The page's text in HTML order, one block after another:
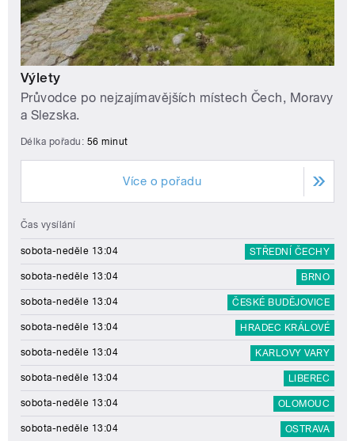
Výlety
Průvodce po nejzajímavějších místech Čech, Moravy
a Slezska.
Délka pořadu: 56 minut
Více o pořadu
Čas vysílání
sobota-neděle 13:04 STŘEDNÍ ČECHY
sobota-neděle 13:04 BRNO
sobota-neděle 13:04 ČESKÉ BUDĚJOVICE
sobota-neděle 13:04 HRADEC KRÁLOVÉ
sobota-neděle 13:04 KARLOVY VARY
sobota-neděle 13:04 LIBEREC
sobota-neděle 13:04 OLOMOUC
sobota-neděle 13:04 OSTRAVA